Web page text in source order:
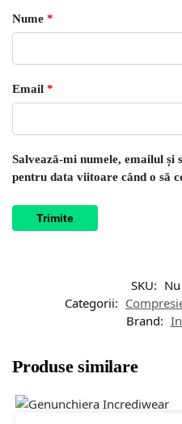
Nume *
Email *
Salvează-mi numele, emailul și
pentru data viitoare când o să
SKU:
Categorii:
Brand:
Produse similare